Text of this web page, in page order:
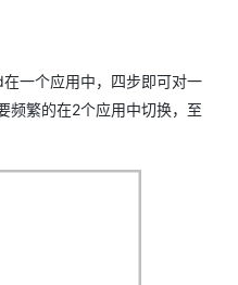
一个应用中，四步即可对一
频繁的在2个应用中切换，至